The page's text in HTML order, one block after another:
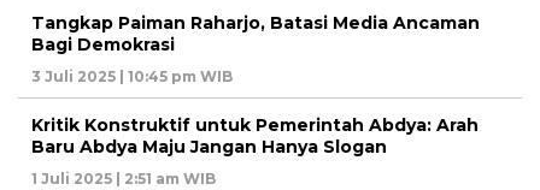
Tangkap Paiman Raharjo, Batasi Media Ancaman
Bagi Demokrasi
3 Juli 2025 | 10:45 pm WIB
Kritik Konstruktif untuk Pemerintah Abdya: Arah
Baru Abdya Maju Jangan Hanya Slogan
1 Juli 2025 | 2:51 am WIB